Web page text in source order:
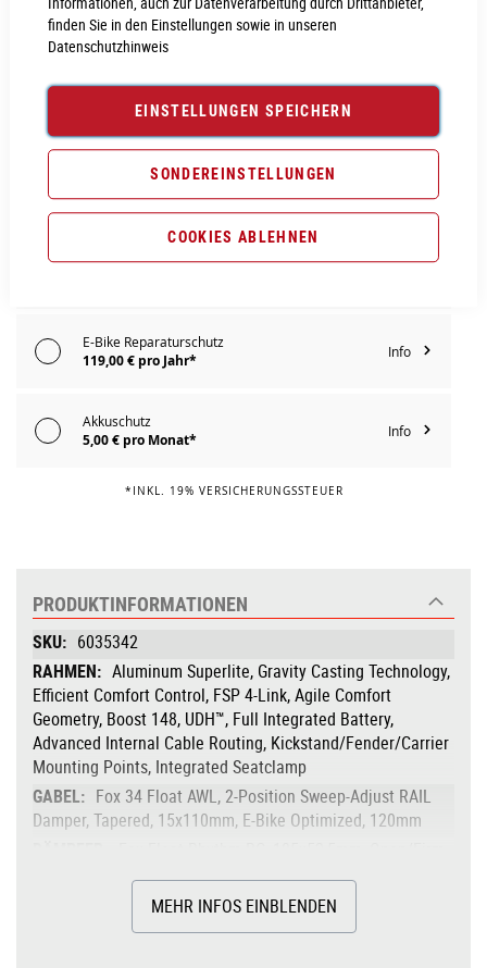
finden Sie in den Einstellungen sowie in unseren
Datenschutzhinweis
EINSTELLUNGEN SPEICHERN
SONDEREINSTELLUNGEN
COOKIES ABLEHNEN
PROBEFAHRT VEREINBAREN
hinzufügen |ansehen
Extra Schutz? Jetzt Tarife entdecken!
E-Bike Komplettschutz
E-Bike Reparaturschutz
119,00 € pro Jahr*
Info
Akkuschutz
5,00 € pro Monat*
Info
*INKL. 19% VERSICHERUNGSSTEUER
PRODUKTINFORMATIONEN
Produktinformationen
6035342
Aluminum Superlite, Gravity Casting Technology,
Efficient Comfort Control, FSP 4-Link, Agile Comfort
Geometry, Boost 148, UDH™, Full Integrated Battery,
Advanced Internal Cable Routing, Kickstand/Fender/Carrier
Mounting Points, Integrated Seatclamp
Fox 34 Float AWL, 2-Position Sweep-Adjust RAIL
Damper, Tapered, 15x110mm, E-Bike Optimized, 120mm
Bosch Drive Unit Performance Line CX, Smart
MEHR INFOS EINBLENDEN